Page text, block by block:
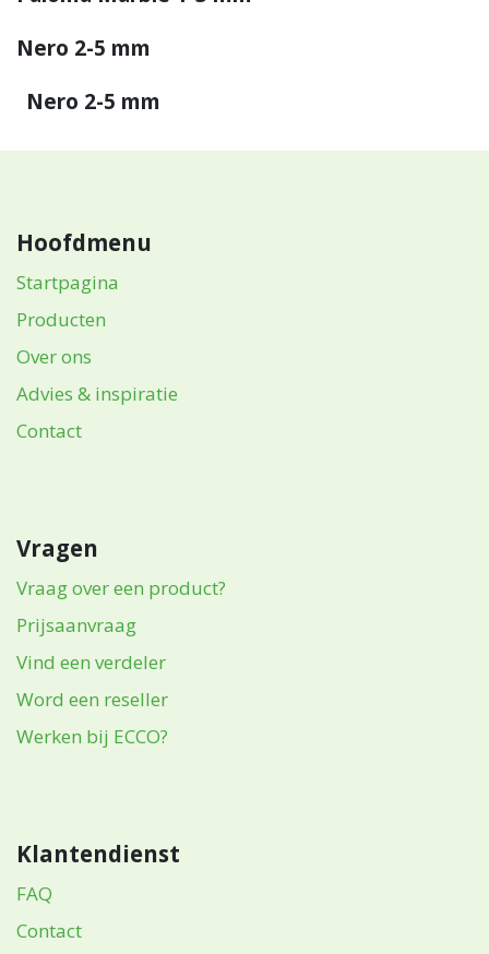
Nero 2-5 mm
Nero 2-5 mm
Hoofdmenu
Startpagina
Producten
Over ons
Advies & inspiratie
Contact
Vragen
Vraag over een product?
Prijsaanvraag
Vind een verdeler
Word een reseller
Werken bij ECCO?
Klantendienst
FAQ
Contact